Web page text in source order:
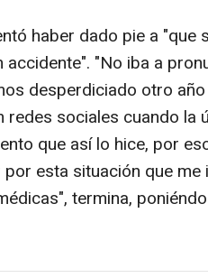
haber dado pie a "que
accidente". "No iba a
desperdiciado otro
redes sociales cuando la
que así lo hice, por
esta situación que
termina,